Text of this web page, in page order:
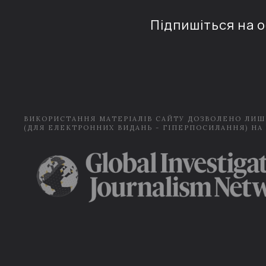
Підпишіться на
ВИКОРИСТАННЯ МАТЕРІАЛІВ САЙТУ ДОЗВОЛЕНО
(ДЛЯ ЕЛЕКТРОННИХ ВИДАНЬ - ГІПЕРПОСИЛАННЯ) НА